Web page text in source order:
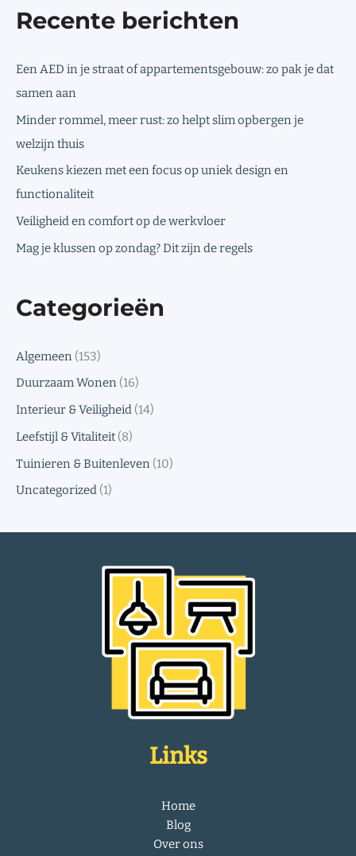
Recente berichten
Een AED in je straat of appartementsgebouw: zo pak je dat
samen aan
Minder rommel, meer rust: zo helpt slim opbergen je
welzijn thuis
Keukens kiezen met een focus op uniek design en
functionaliteit
Veiligheid en comfort op de werkvloer
Mag je klussen op zondag? Dit zijn de regels
Categorieën
Algemeen (153)
Duurzaam Wonen (16)
Interieur & Veiligheid (14)
Leefstijl & Vitaliteit (8)
Tuinieren & Buitenleven (10)
Uncategorized (1)
Links
Home
Blog
Over ons